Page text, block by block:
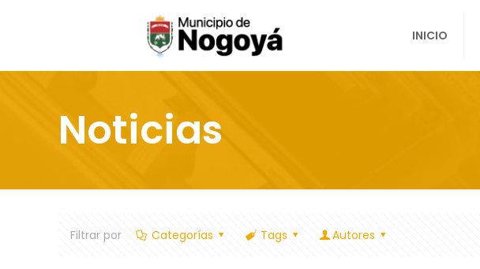
INICIO
Noticias
Filtrar por Categorías Tags Autores